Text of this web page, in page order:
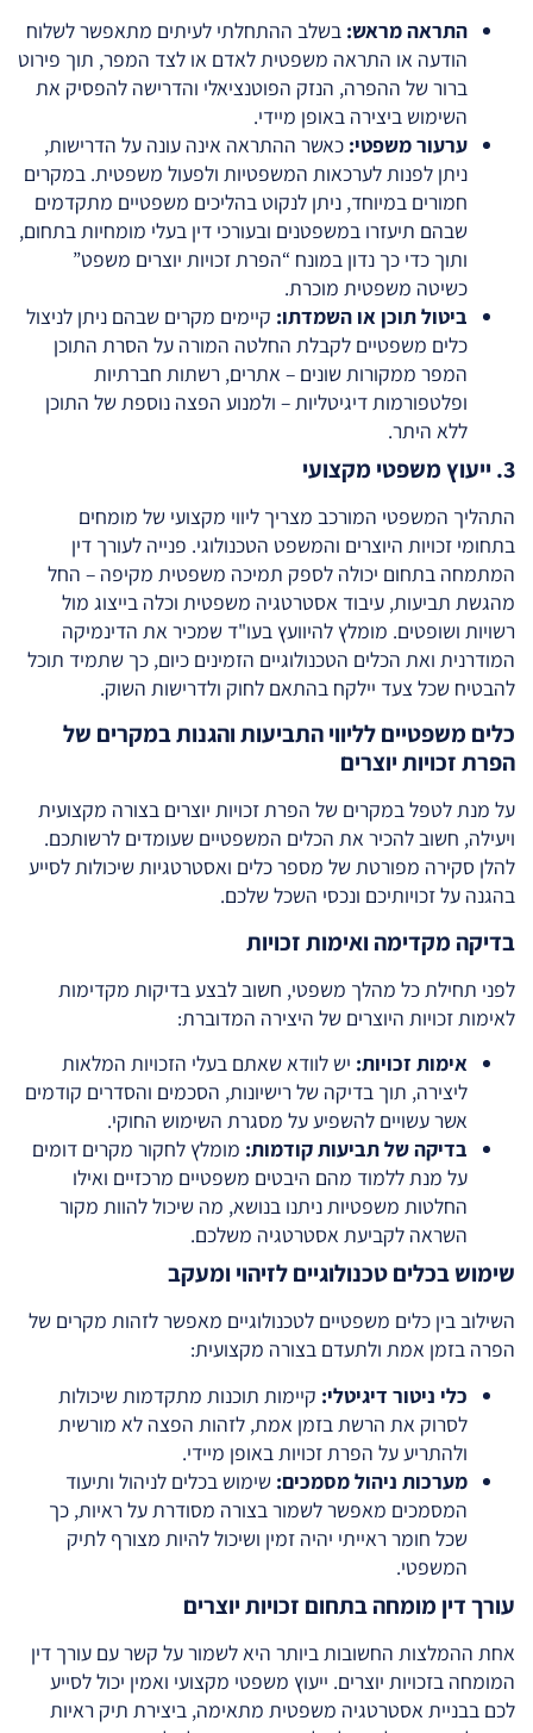
התראה מראש: בשלב ההתחלתי לעיתים מתאפשר לשלוח
הודעה או התראה משפטית לאדם או לצד המפר, תוך פירוט
ברור של ההפרה, הנזק הפוטנציאלי והדרישה להפסיק את
השימוש ביצירה באופן מיידי.
ערעור משפטי: כאשר ההתראה אינה עונה על הדרישות,
ניתן לפנות לערכאות המשפטיות ולפעול משפטית. במקרים
חמורים במיוחד, ניתן לנקוט בהליכים משפטיים מתקדמים
שבהם תיעזרו במשפטנים ובעורכי דין בעלי מומחיות בתחום,
ותוך כדי כך נדון במונח “הפרת זכויות יוצרים משפט”
כשיטה משפטית מוכרת.
ביטול תוכן או השמדתו: קיימים מקרים שבהם ניתן לניצול
כלים משפטיים לקבלת החלטה המורה על הסרת התוכן
המפר ממקורות שונים – אתרים, רשתות חברתיות
ופלטפורמות דיגיטליות – ולמנוע הפצה נוספת של התוכן
ללא היתר.
3. ייעוץ משפטי מקצועי
התהליך המשפטי המורכב מצריך ליווי מקצועי של מומחים
בתחומי זכויות היוצרים והמשפט הטכנולוגי. פנייה לעורך דין
המתמחה בתחום יכולה לספק תמיכה משפטית מקיפה – החל
מהגשת תביעות, עיבוד אסטרטגיה משפטית וכלה בייצוג מול
רשויות ושופטים. מומלץ להיוועץ בעו"ד שמכיר את הדינמיקה
המודרנית ואת הכלים הטכנולוגיים הזמינים כיום, כך שתמיד תוכל
להבטיח שכל צעד יילקח בהתאם לחוק ולדרישות השוק.
כלים משפטיים לליווי התביעות והגנות במקרים של
הפרת זכויות יוצרים
על מנת לטפל במקרים של הפרת זכויות יוצרים בצורה מקצועית
ויעילה, חשוב להכיר את הכלים המשפטיים שעומדים לרשותכם.
להלן סקירה מפורטת של מספר כלים ואסטרטגיות שיכולות לסייע
בהגנה על זכויותיכם ונכסי השכל שלכם.
בדיקה מקדימה ואימות זכויות
לפני תחילת כל מהלך משפטי, חשוב לבצע בדיקות מקדימות
לאימות זכויות היוצרים של היצירה המדוברת:
אימות זכויות: יש לוודא שאתם בעלי הזכויות המלאות
ליצירה, תוך בדיקה של רישיונות, הסכמים והסדרים קודמים
אשר עשויים להשפיע על מסגרת השימוש החוקי.
בדיקה של תביעות קודמות: מומלץ לחקור מקרים דומים
על מנת ללמוד מהם היבטים משפטיים מרכזיים ואילו
החלטות משפטיות ניתנו בנושא, מה שיכול להוות מקור
השראה לקביעת אסטרטגיה משלכם.
שימוש בכלים טכנולוגיים לזיהוי ומעקב
השילוב בין כלים משפטיים לטכנולוגיים מאפשר לזהות מקרים של
הפרה בזמן אמת ולתעדם בצורה מקצועית:
כלי ניטור דיגיטלי: קיימות תוכנות מתקדמות שיכולות
לסרוק את הרשת בזמן אמת, לזהות הפצה לא מורשית
ולהתריע על הפרת זכויות באופן מיידי.
מערכות ניהול מסמכים: שימוש בכלים לניהול ותיעוד
המסמכים מאפשר לשמור בצורה מסודרת על ראיות, כך
שכל חומר ראייתי יהיה זמין ושיכול להיות מצורף לתיק
המשפטי.
עורך דין מומחה בתחום זכויות יוצרים
אחת ההמלצות החשובות ביותר היא לשמור על קשר עם עורך דין
המומחה בזכויות יוצרים. ייעוץ משפטי מקצועי ואמין יכול לסייע
לכם בבניית אסטרטגיה משפטית מתאימה, ביצירת תיק ראיות